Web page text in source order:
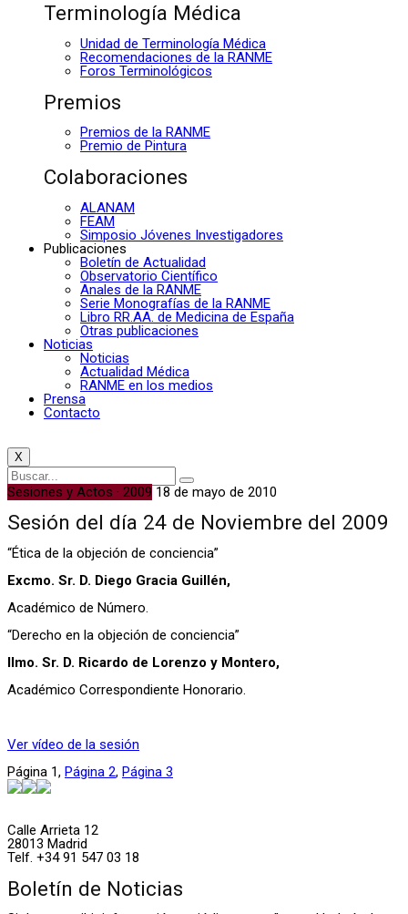
Terminología Médica
Unidad de Terminología Médica
Recomendaciones de la RANME
Foros Terminológicos
Premios
Premios de la RANME
Premio de Pintura
Colaboraciones
ALANAM
FEAM
Simposio Jóvenes Investigadores
Publicaciones
Boletín de Actualidad
Observatorio Científico
Anales de la RANME
Serie Monografías de la RANME
Libro RR.AA. de Medicina de España
Otras publicaciones
Noticias
Noticias
Actualidad Médica
RANME en los medios
Prensa
Contacto
X
Sesiones y Actos · 2009 18 de mayo de 2010
Sesión del día 24 de Noviembre del 2009
“Ética de la objeción de conciencia”
Excmo. Sr. D. Diego Gracia Guillén,
Académico de Número.
“Derecho en la objeción de conciencia”
Ilmo. Sr. D. Ricardo de Lorenzo y Montero,
Académico Correspondiente Honorario.
Ver vídeo de la sesión
Página 1, Página 2, Página 3
Calle Arrieta 12
28013 Madrid
Telf. +34 91 547 03 18
Boletín de Noticias